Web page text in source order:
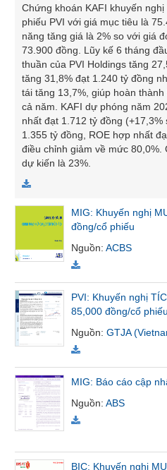
Chứng khoán KAFI khuyến
phiếu PVI với giá mục tiêu là
năng tăng giá là 2% so với giá
73.900 đồng. Lũy kế 6 tháng
thuần của PVI Holdings tăng
tăng 31,8% đạt 1.240 tỷ đồng
tái tăng 13,7%, giúp hoàn
cả năm. KAFI dự phóng năm
nhất đạt 1.712 tỷ đồng
1.355 tỷ đồng, ROE hợp nhất
điều chỉnh giảm về mức 80,0%.
dự kiến là 23%.
MIG: Khuyến nghị
đồng/cổ phiếu
Nguồn:ACBS
PVI: Khuyến nghị
85,000 đồng/cổ phiếu
Nguồn:GTJA
MIG: Báo cáo cập
Nguồn:ABS
BIC: Khuyến nghị
CÔNG
NGHỆ
THÔNG
TIN
DỊCH
VỤ
TRUYỀN
TIỆN
BẤT
ĐỘNG
SẢN
Mã
chứng
(-)